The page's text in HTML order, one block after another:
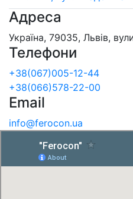
Адреса
Україна, 79035, Львів,
Телефони
+38(067)005-12-44
+38(066)578-22-00
Email
info@ferocon.ua